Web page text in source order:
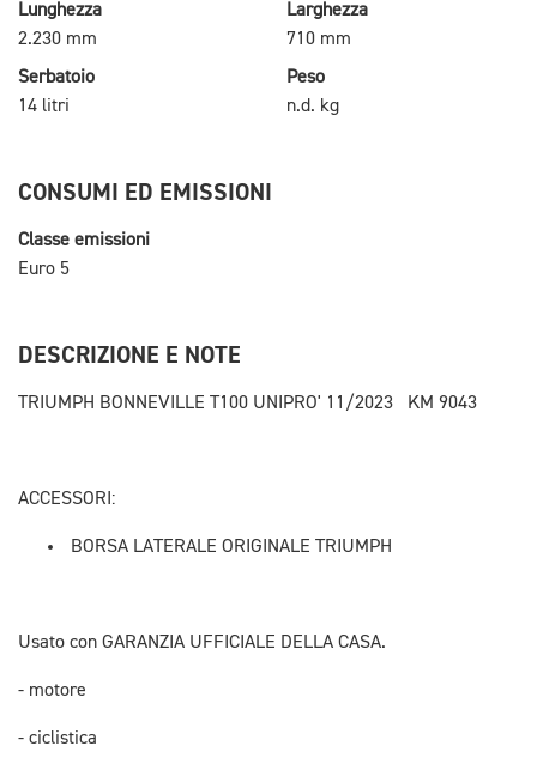
Lunghezza
2.230 mm
Larghezza
710 mm
Serbatoio
14 litri
Peso
n.d. kg
CONSUMI ED EMISSIONI
Classe emissioni
Euro 5
DESCRIZIONE E NOTE
TRIUMPH BONNEVILLE T100 UNIPRO' 11/2023 KM 9043
ACCESSORI:
BORSA LATERALE ORIGINALE TRIUMPH
Usato con GARANZIA UFFICIALE DELLA CASA.
- motore
- ciclistica